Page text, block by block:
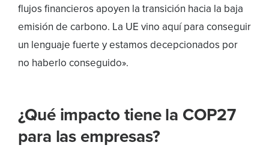
flujos financieros apoyen la transición hacia la baja
emisión de carbono. La UE vino aquí para conseguir
un lenguaje fuerte y estamos decepcionados por
no haberlo conseguido».
¿Qué impacto tiene la COP27
para las empresas?